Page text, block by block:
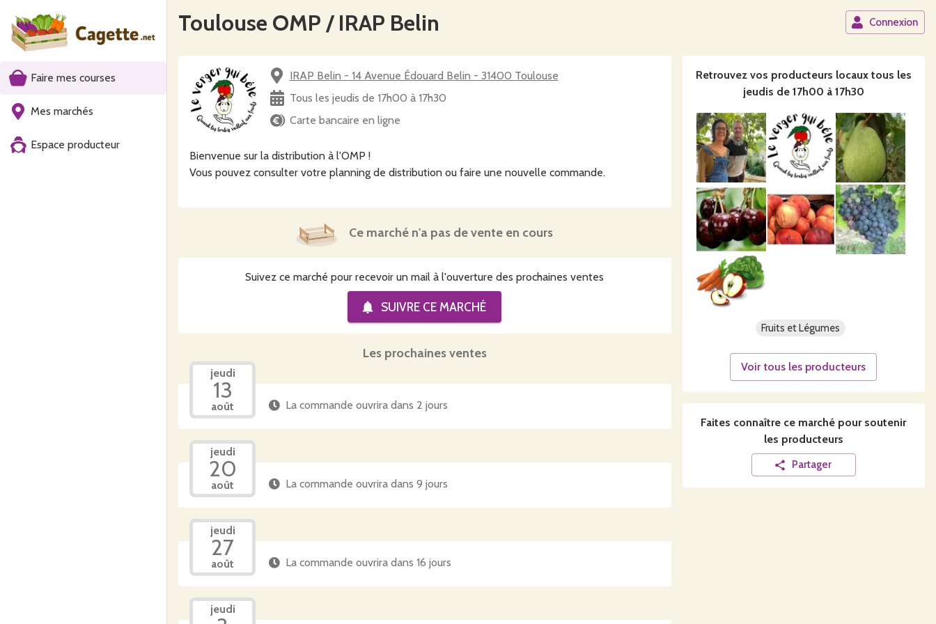
Faire mes courses
Mes marchés
Espace producteur
Toulouse OMP / IRAP Belin Connexion
IRAP Belin - 14 Avenue Édouard Belin - 31400 Toulouse
Tous les jeudis de 17h00 à 17h30
Carte bancaire en ligne
Bienvenue sur la distribution à l'OMP !
Vous pouvez consulter votre planning de distribution ou faire une nouvelle commande.
Suivez ce marché pour recevoir un mail à l'ouverture des prochaines ventes
SUIVRE CE MARCHÉ
Ce marché n'a pas de vente en cours
Les prochaines ventes
jeudi
13
août La commande ouvrira dans 2 jours
jeudi
20
août La commande ouvrira dans 9 jours
jeudi
27
août La commande ouvrira dans 16 jours
jeudi
Retrouvez vos producteurs locaux tous les
jeudis de 17h00 à 17h30
Fruits et Légumes
Voir tous les producteurs
Faites connaître ce marché pour soutenir
les producteurs
Partager